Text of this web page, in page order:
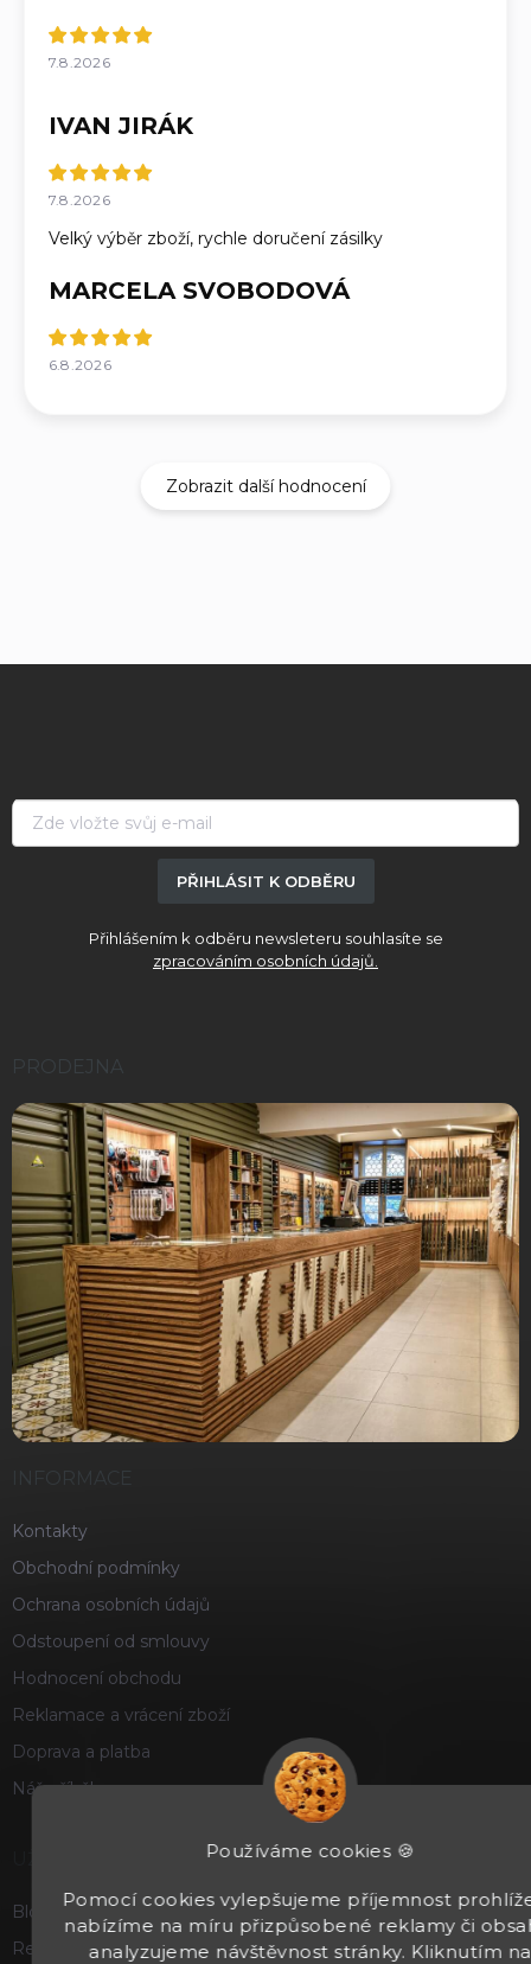
Používáme cookies 🍪
Pomocí cookies vylepšujeme příjemnost
nabízíme na míru přizpůsobené reklamy či
analyzujeme návštěvnost stránky. Kliknutím na
7.8.2026
IVAN JIRÁK
7.8.2026
Velký výběr zboží, rychle doručení zásilky
MARCELA SVOBODOVÁ
6.8.2026
Zobrazit další hodnocení
PŘIHLÁSIT K ODBĚRU
Přihlášením k odběru newsleteru souhlasíte se
zpracováním osobních údajů.
PRODEJNA
INFORMACE
Kontakty
Obchodní podmínky
Ochrana osobních údajů
Odstoupení od smlouvy
Hodnocení obchodu
Reklamace a vrácení zboží
Doprava a platba
Náš příběh
Blog
Recenze a hodnocení